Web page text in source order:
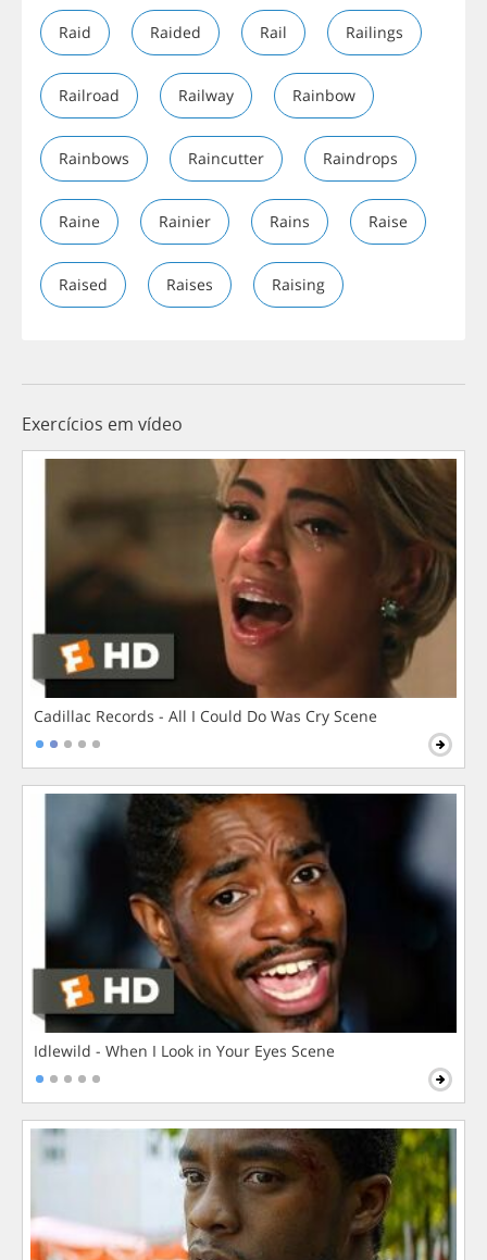
Raid Raided Rail Railings
Railroad Railway Rainbow
Rainbows Raincutter Raindrops
Raine Rainier Rains Raise
Raised Raises Raising
Exercícios em vídeo
Cadillac Records - All I Could Do Was Cry Scene
Idlewild - When I Look in Your Eyes Scene